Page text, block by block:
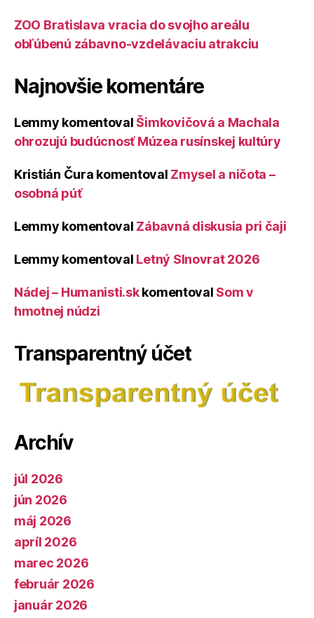
ZOO Bratislava vracia do svojho areálu
obľúbenú zábavno-vzdelávaciu atrakciu
Najnovšie komentáre
Lemmy komentoval Šimkovičová a Machala
ohrozujú budúcnosť Múzea rusínskej kultúry
Kristián Čura komentoval Zmysel a ničota –
osobná púť
Lemmy komentoval Zábavná diskusia pri čaji
Lemmy komentoval Letný Slnovrat 2026
Nádej – Humanisti.skkomentoval Som v
hmotnej núdzi
Transparentný účet
Archív
júl 2026
jún 2026
máj 2026
apríl 2026
marec 2026
február 2026
január 2026